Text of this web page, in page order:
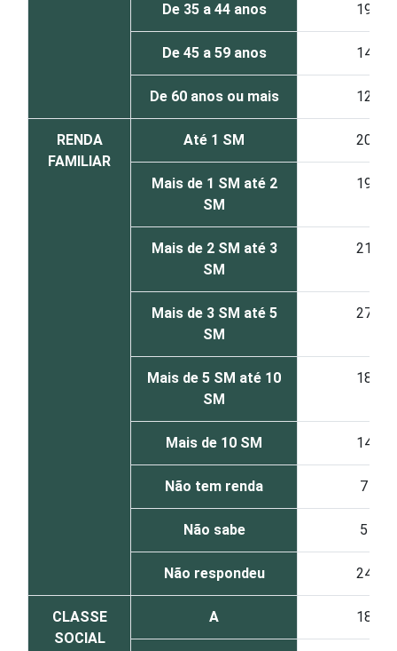
De 35 a 44 anos 19
De 45 a 59 anos 14
De 60 anos ou mais 12
RENDA
FAMILIAR
Até 1 SM 20
Mais de 1 SM até 2
SM
19
Mais de 2 SM até 3
SM
21
Mais de 3 SM até 5
SM
27
Mais de 5 SM até 10
SM
18
Mais de 10 SM 14
Não tem renda 7
Não sabe 5
Não respondeu 24
CLASSE
SOCIAL
A 18